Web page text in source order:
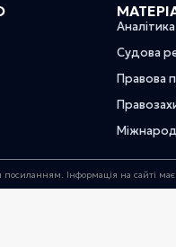
Аналітика
Судова
Правова
Інформація на сайті має